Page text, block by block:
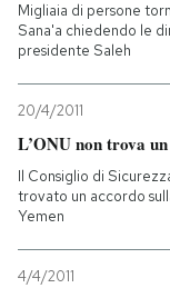
Migliaia di persone
Sana'a chiedendo le
presidente Saleh
20/4/2011
L’ONU non trova
Il Consiglio di
trovato un accordo
Yemen
4/4/2011